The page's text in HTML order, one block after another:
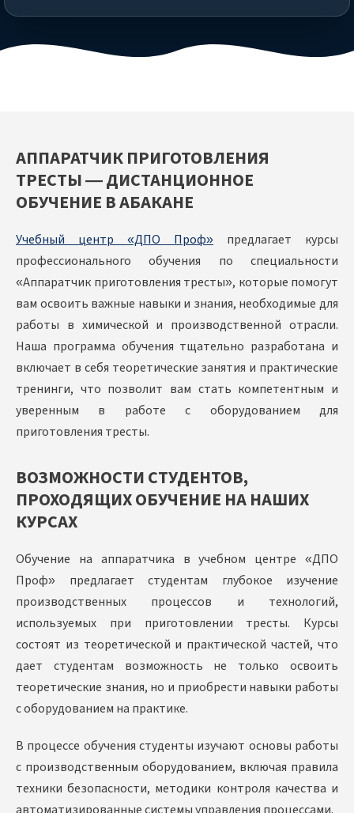
АППАРАТЧИК ПРИГОТОВЛЕНИЯ
ТРЕСТЫ — ДИСТАНЦИОННОЕ
ОБУЧЕНИЕ В АБАКАНЕ
Учебный центр «ДПО Проф» предлагает курсы
профессионального обучения по специальности
«Аппаратчик приготовления тресты», которые помогут
вам освоить важные навыки и знания, необходимые для
работы в химической и производственной отрасли.
Наша программа обучения тщательно разработана и
включает в себя теоретические занятия и практические
тренинги, что позволит вам стать компетентным и
уверенным в работе с оборудованием для
приготовления тресты.
ВОЗМОЖНОСТИ СТУДЕНТОВ,
ПРОХОДЯЩИХ ОБУЧЕНИЕ НА НАШИХ
КУРСАХ
Обучение на аппаратчика в учебном центре «ДПО
Проф» предлагает студентам глубокое изучение
производственных процессов и технологий,
используемых при приготовлении тресты. Курсы
состоят из теоретической и практической частей, что
дает студентам возможность не только освоить
теоретические знания, но и приобрести навыки работы
с оборудованием на практике.
В процессе обучения студенты изучают основы работы
с производственным оборудованием, включая правила
техники безопасности, методики контроля качества и